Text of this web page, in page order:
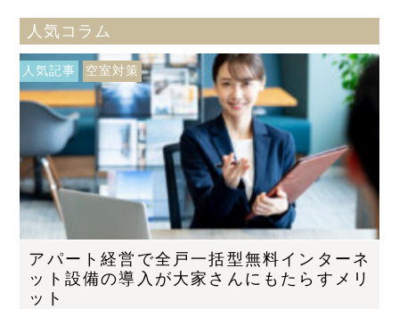
人気コラム
人気記事 空室対策
アパート経営で全戸一括型無料インターネ
ット設備の導入が大家さんにもたらすメリ
ット